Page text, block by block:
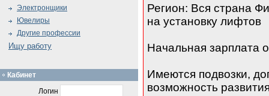
Регион: Вся страна
на установку лифтов
Начальная зарплата
Имеются подвозки,
возможность
Электронщики
Ювелиры
Другие профессии
Ищу работу
Кабинет
Логин